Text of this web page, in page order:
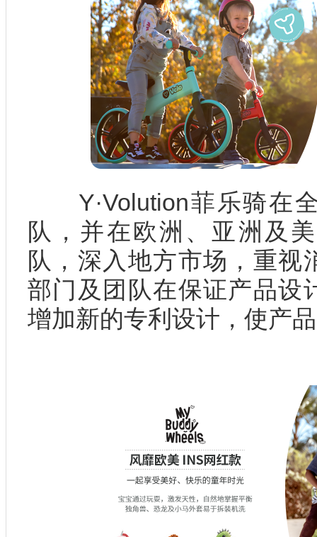
Y·Volution菲乐骑在
队，并在欧洲、亚洲及
队，深入地方市场，重视
部门及团队在保证产品设
增加新的专利设计，使产